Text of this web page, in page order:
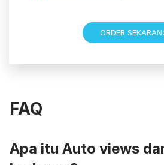
ORDER
FAQ
Apa itu Auto views